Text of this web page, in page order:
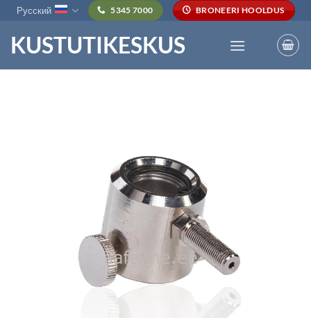
Skip
content
Русский 5345 7000 BRONEERI HOOLDUS
KUSTUTIKESKUS